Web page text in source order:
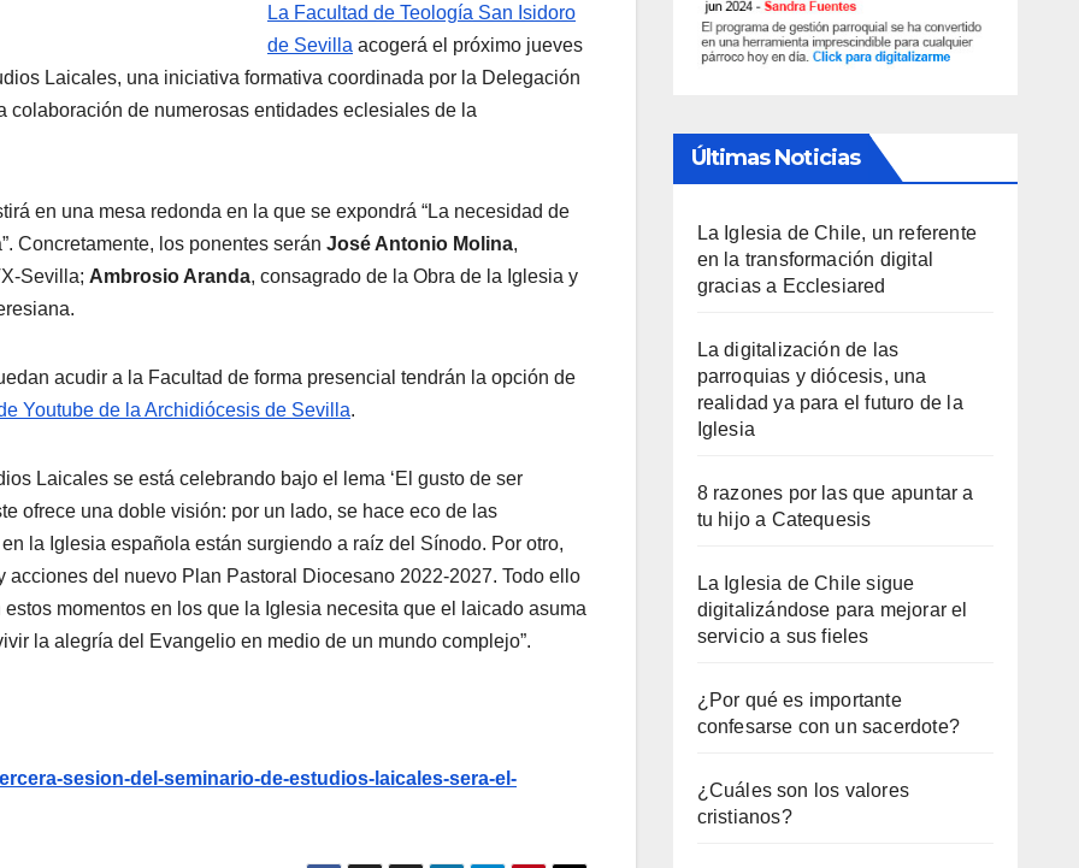
La Facultad de Teología San Isidoro
de Sevilla acogerá el próximo jueves
Laicales, una iniciativa formativa coordinada por la Delegación
de numerosas entidades eclesiales de la
en una mesa redonda en la que se expondrá “La necesidad de
Concretamente, los ponentes serán José Antonio Molina,
Sevilla; Ambrosio Aranda, consagrado de la Obra de la Iglesia y
acudir a la Facultad de forma presencial tendrán la opción de
Youtube de la Archidiócesis de Sevilla.
Laicales se está celebrando bajo el lema ‘El gusto de ser
ofrece una doble visión: por un lado, se hace eco de las
la Iglesia española están surgiendo a raíz del Sínodo. Por otro,
acciones del nuevo Plan Pastoral Diocesano 2022-2027. Todo ello
momentos en los que la Iglesia necesita que el laicado asuma
la alegría del Evangelio en medio de un mundo complejo”.
sesion-del-seminario-de-estudios-laicales-sera-el-
Últimas Noticias
La Iglesia de Chile, un referente
en la transformación digital
gracias a Ecclesiared
La digitalización de las
parroquias y diócesis, una
realidad ya para el futuro de la
Iglesia
8 razones por las que apuntar a
tu hijo a Catequesis
La Iglesia de Chile sigue
digitalizándose para mejorar el
servicio a sus fieles
¿Por qué es importante
confesarse con un sacerdote?
¿Cuáles son los valores
cristianos?